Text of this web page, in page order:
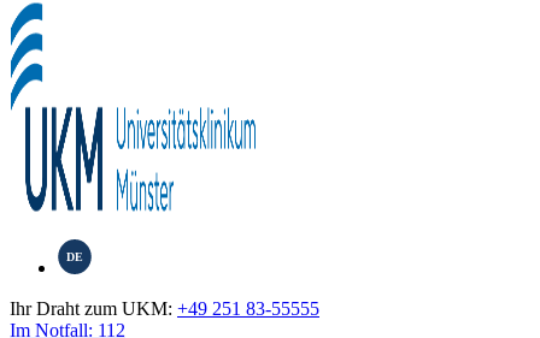
DE
Ihr Draht zum UKM: +49 251 83-55555
Im Notfall: 112